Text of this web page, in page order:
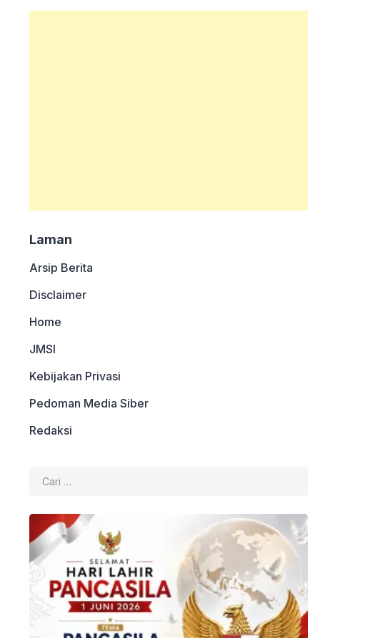
Laman
Arsip Berita
Disclaimer
Home
JMSI
Kebijakan Privasi
Pedoman Media Siber
Redaksi
untuk: